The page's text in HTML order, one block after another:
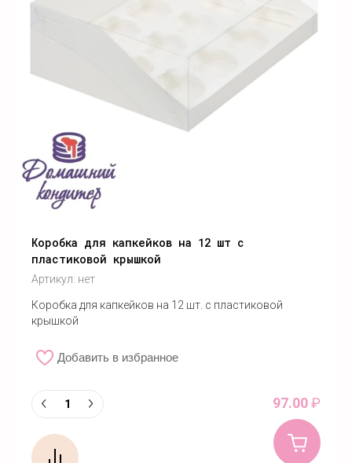
Коробка для капкейков на 12 шт с
пластиковой крышкой
Артикул: нет
Коробка для капкейков на 12 шт. с пластиковой
крышкой
Добавить в избранное
97.00₽